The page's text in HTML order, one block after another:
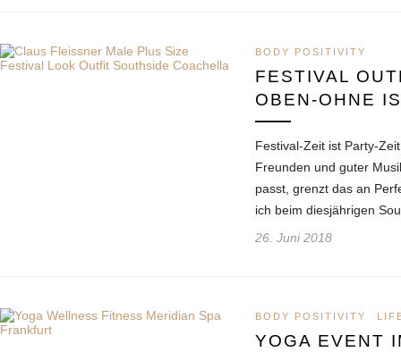
BODY POSITIVITY
FESTIVAL
OBEN-OHNE
Festival-Zeit ist Party-
Freunden und guter
passt, grenzt das an
ich beim diesjährigen
26. Juni 2018
BODY POSITIVITY
YOGA EVENT